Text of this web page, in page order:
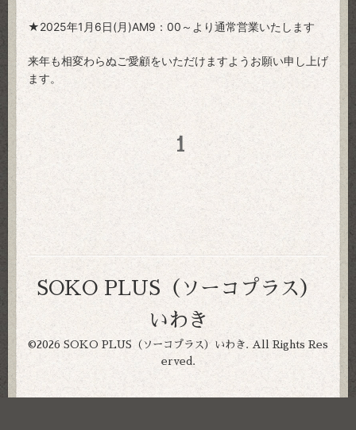
★2025年1月6日(月)AM9：00～より通常営業いたします
来年も相変わらぬご愛顧をいただけますようお願い申し上げ
ます。
1
SOKO PLUS（ソーコプラス）
いわき
©2026 SOKO PLUS（ソーコプラス）いわき. All Rights Res
erved.